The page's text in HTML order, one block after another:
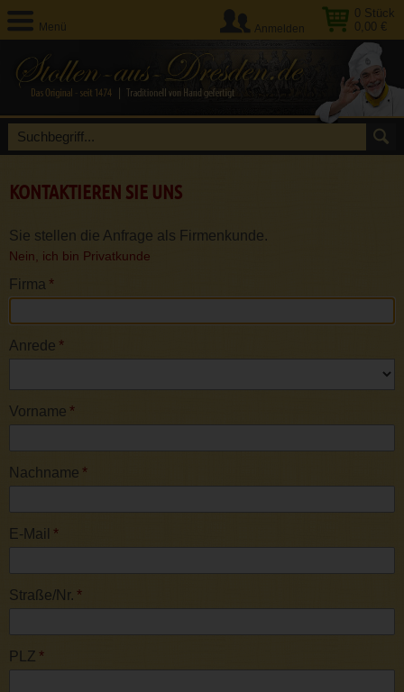
Menü
0 Stück
0,00 €
Anmelden
KONTAKTIEREN SIE UNS
Sie stellen die Anfrage als Firmenkunde.
Nein, ich bin Privatkunde
Firma *
Anrede *
Vorname *
Nachname *
E-Mail *
Straße/Nr. *
PLZ *